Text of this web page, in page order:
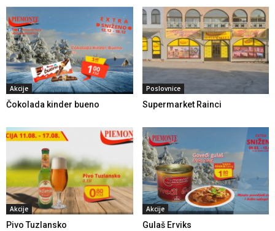
Akcije
Čokolada kinder bueno
Poslovnice
Supermarket Rainci
Akcije
Pivo Tuzlansko
Akcije
Gulaš Erviks